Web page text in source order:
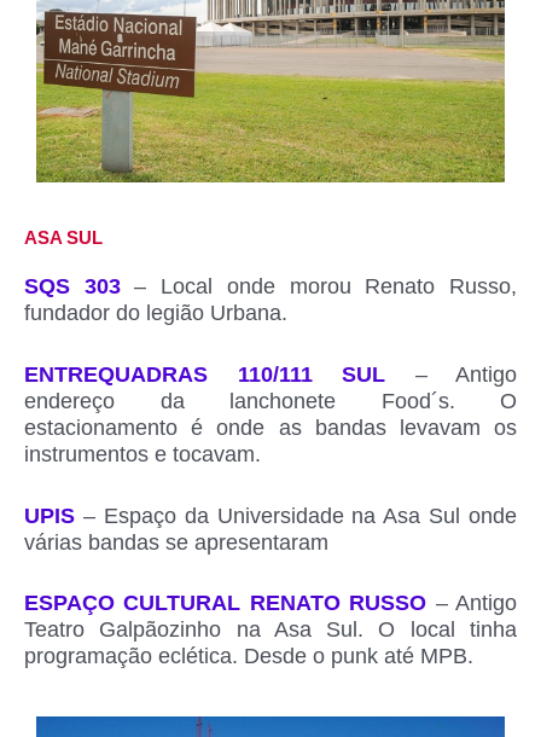
ASA SUL
SQS 303– Local onde morou Renato Russo,
fundador do legião Urbana.
ENTREQUADRAS 110/111 SUL
– Antigo
endereço da lanchonete Food´s. O
estacionamento é onde as bandas levavam os
instrumentos e tocavam.
UPIS – Espaço da Universidade na Asa Sul onde
várias bandas se apresentaram
ESPAÇO CULTURAL RENATO RUSSO – Antigo
Teatro Galpãozinho na Asa Sul. O local tinha
programação eclética. Desde o punk até MPB.